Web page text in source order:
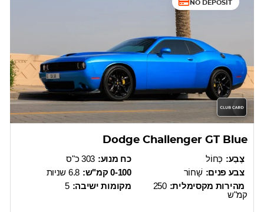
NO DEPOSIT
Dodge Challenger GT Blue
כח מנוע: 303 כ"ס
0-100 קמ"ש:
6.8 שניות
מקומות ישיבה: 5
צֶבַע: כְּחוֹל
צבע פנים: שָׁחוֹר
מהירות מקסימלית: 250
קמ"ש